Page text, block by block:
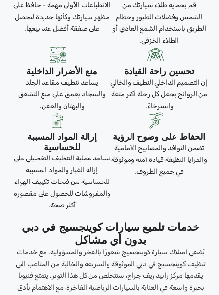
قم بحماية طلاء سيارتك من
الشمس وفضلات الطيور وحطام
الطريق باستخدام الشمع العادي أو
الطلاء الخزفي.
الانطباعات الأولى مهمة - حافظ على
مظهر سيارتك وكأنها جديدة لتحصل
على صفقة أفضل عند بيعها.
تحسين راحة القيادة
إن التصميم الداخلي النظيف والخالي
من الروائح يجعل كل رحلة أكثر متعة
واسترخاءً.
منع الأضرار الداخلية
يساعد تنظيف مقاعد الجلد
والسجاد بعمق على منع التشقق
والبهتان والعفن.
الحفاظ على وضوح الرؤية
تضمن النوافذ والمصابيح الأمامية
والمرايا النظيفة قيادة آمنة وموثوقة
في جميع الظروف.
إزالة المواد المسببة
للحساسية
تساعد عملية التنظيف التفصيلي على
إزالة الغبار والمواد المسببة
للحساسية من فتحات تكييف الهواء
والمفروشات للحصول على مقصورة
أكثر صحة.
خدمات تلميع سيارات كوينجسيج في دبي
بدون أي مشاكل
يُضفي امتلاك سيارة كوينجسيج شعورًا بالفخر والمسؤولية. مع خدمات
تنظيف كوينجسيج في دبي الموثوقة والسريعة والخالية من المتاعب التي
يقدمها مركز رابيد ريف جراج، ستتخلص من كل هذا التوتر. يتمتع فنيونا
بخبرة واسعة في العناية بالسيارات الرياضية الفاخرة، مع الاهتمام بأدق